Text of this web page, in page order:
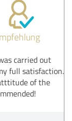
carried out
full satisfaction.
of the